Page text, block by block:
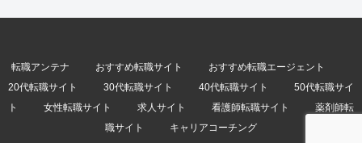
転職アンテナ おすすめ転職サイト
おすすめ転職エージェント
20代転職サイト
30代転職サイト 40代転職サイト
50代転職サイ
ト
女性転職サイト 求人サイト 看護師転職サイト
薬剤師転
職サイト
キャリアコーチング